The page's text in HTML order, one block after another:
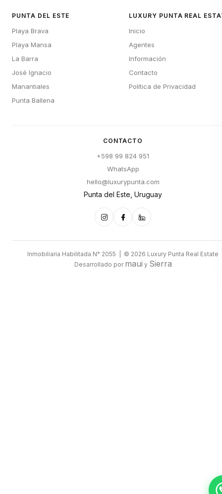
PUNTA DEL ESTE
Playa Brava
Playa Mansa
La Barra
José Ignacio
Manantiales
Punta Ballena
LUXURY PUNTA REAL
Inicio
Agentes
Información
Contacto
Política de Privacidad
CONTACTO
+598 99 824 951
WhatsApp
hello@luxurypunta.com
Punta del Este, Uruguay
Inmobiliaria Habilitada N° 2055 | © 2026 Luxury Punta Real Estate
Desarrollado por maui y Sierra